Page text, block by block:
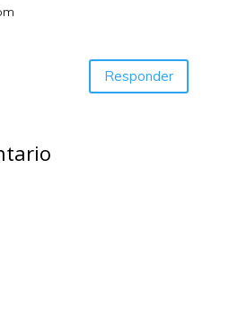
Responder